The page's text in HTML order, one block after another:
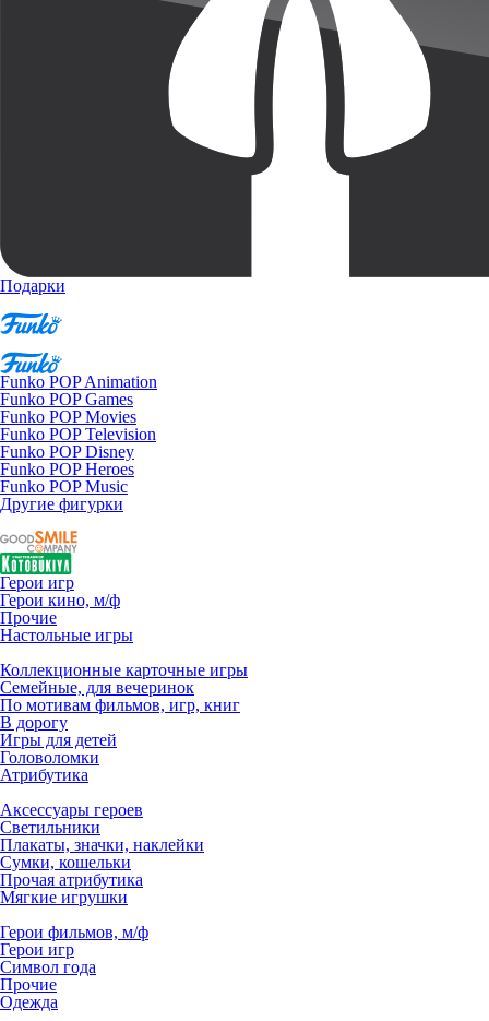
Подарки
Funko POP Animation
Funko POP Games
Funko POP Movies
Funko POP Television
Funko POP Disney
Funko POP Heroes
Funko POP Music
Другие фигурки
Герои игр
Герои кино, м/ф
Прочие
Настольные игры
Коллекционные карточные игры
Семейные, для вечеринок
По мотивам фильмов, игр, книг
В дорогу
Игры для детей
Головоломки
Атрибутика
Аксессуары героев
Светильники
Плакаты, значки, наклейки
Сумки, кошельки
Прочая атрибутика
Мягкие игрушки
Герои фильмов, м/ф
Герои игр
Символ года
Прочие
Одежда